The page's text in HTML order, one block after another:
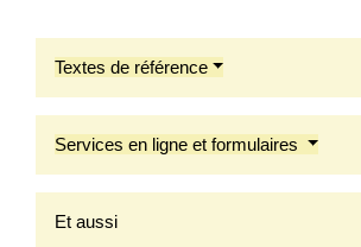
Textes de référence
Services en ligne et formulaires
Et aussi